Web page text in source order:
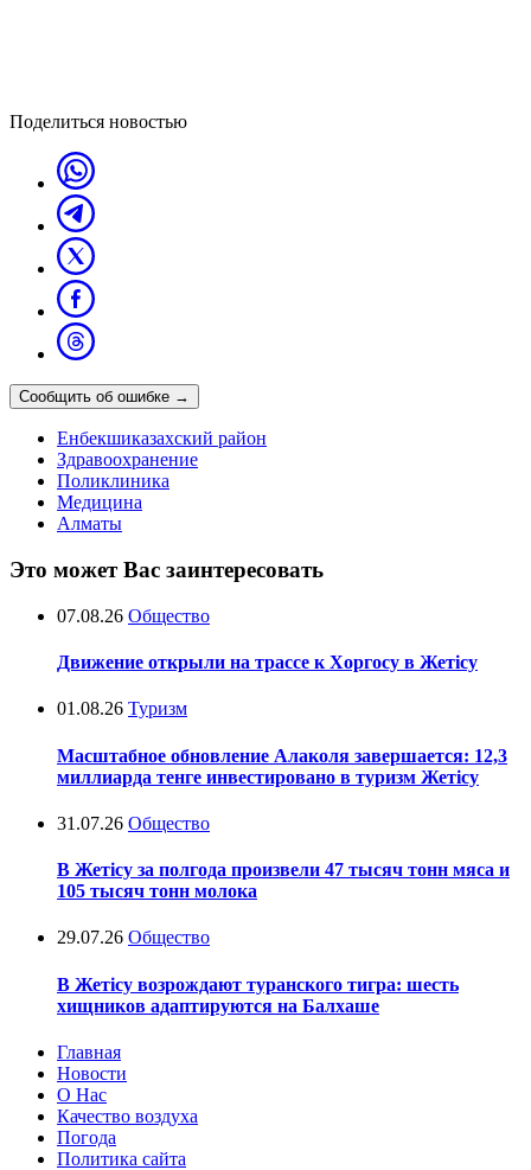
Поделиться новостью
Сообщить об ошибке →
Енбекшиказахский район
Здравоохранение
Поликлиника
Медицина
Алматы
Это может Вас заинтересовать
07.08.26 Общество
Движение открыли на трассе к Хоргосу в Жетісу
01.08.26 Туризм
Масштабное обновление Алаколя завершается: 12,3
миллиарда тенге инвестировано в туризм Жетісу
31.07.26 Общество
В Жетісу за полгода произвели 47 тысяч тонн мяса и
105 тысяч тонн молока
29.07.26 Общество
В Жетісу возрождают туранского тигра: шесть
хищников адаптируются на Балхаше
Главная
Новости
О Нас
Качество воздуха
Погода
Политика сайта